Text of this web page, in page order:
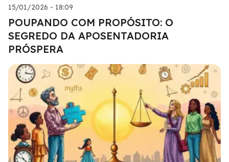
15/01/2026 - 18:09
POUPANDO COM PROPÓSITO: O
SEGREDO DA APOSENTADORIA
PRÓSPERA